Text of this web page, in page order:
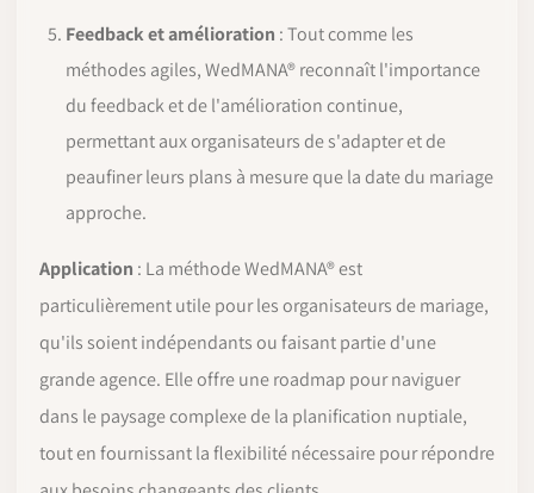
Feedback et amélioration : Tout comme les
méthodes agiles, WedMANA® reconnaît l'importance
du feedback et de l'amélioration continue,
permettant aux organisateurs de s'adapter et de
peaufiner leurs plans à mesure que la date du mariage
approche.
Application : La méthode WedMANA® est
particulièrement utile pour les organisateurs de mariage,
qu'ils soient indépendants ou faisant partie d'une
grande agence. Elle offre une roadmap pour naviguer
dans le paysage complexe de la planification nuptiale,
tout en fournissant la flexibilité nécessaire pour répondre